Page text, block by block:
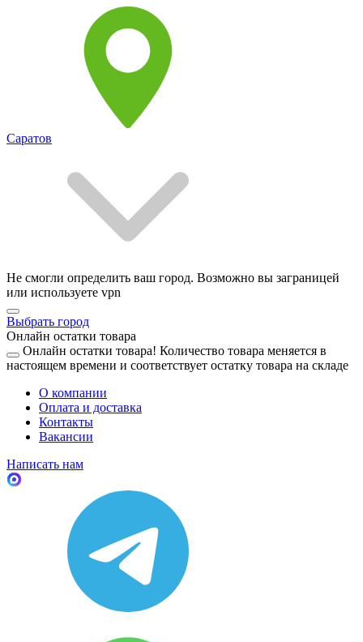
Саратов
Не смогли определить ваш город. Возможно вы заграницей
или используете vpn
Выбрать город
Онлайн остатки товара
Онлайн остатки товара! Количество товара меняется в
настоящем времени и соответствует остатку товара на складе
О компании
Оплата и доставка
Контакты
Вакансии
Написать нам